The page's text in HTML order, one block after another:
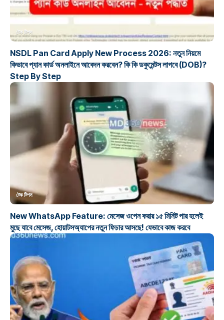
টেক টিপস
NSDL Pan Card Apply New Process 2026: নতুন নিয়মে
কিভাবে প্যান কার্ড অনলাইনে আবেদন করবেন? কি কি ডকুমেন্টস লাগবে (DOB)?
Step By Step
টেক টিপস
New WhatsApp Feature: মেসেজ ওপেন করার ১৫ মিনিট পার হলেই
মুছে যাবে মেসেজ, হোয়াটসঅ্যাপের নতুন ফিচার আসছে! যেভাবে কাজ করবে